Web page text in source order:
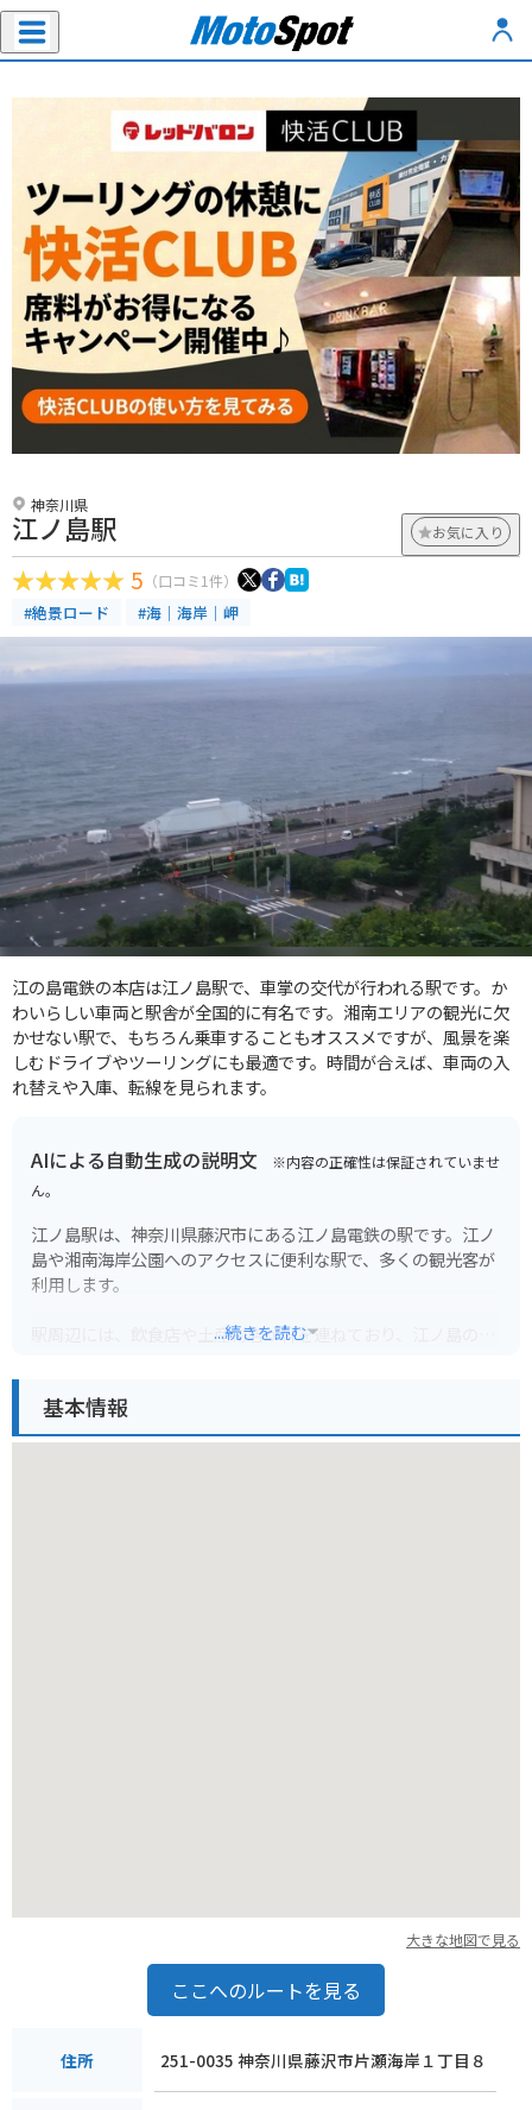
神奈川県
江ノ島駅 お気に入り
5 （口コミ1件）
#絶景ロード #海｜海岸｜岬
江の島電鉄の本店は江ノ島駅で、車掌の交代が行われる駅です。か
わいらしい車両と駅舎が全国的に有名です。湘南エリアの観光に欠
かせない駅で、もちろん乗車することもオススメですが、風景を楽
しむドライブやツーリングにも最適です。時間が合えば、車両の入
れ替えや入庫、転線を見られます。
AIによる自動生成の説明文 ※内容の正確性は保証されていませ
ん。
江ノ島駅は、神奈川県藤沢市にある江ノ島電鉄の駅です。江ノ
島や湘南海岸公園へのアクセスに便利な駅で、多くの観光客が
利用します。
駅周辺には、飲食店や土産物店が軒を連ねており、江ノ島の雰
ノ島駅周辺は、海沿いを走る区間があり、相模湾と江ノ島の絶
景を眺めることができます。
...続きを読む
基本情報
大きな地図で見る
ここへのルートを見る
住所 251-0035 神奈川県藤沢市片瀬海岸１丁目８